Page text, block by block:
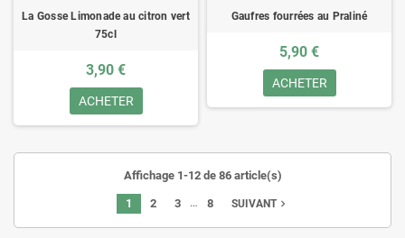
La Gosse Limonade au citron vert
75cl
3,90 €
ACHETER
Gaufres fourrées au Praliné
5,90 €
ACHETER
Affichage 1-12 de 86 article(s)
1 2 3 … 8 SUIVANTnavigate_next